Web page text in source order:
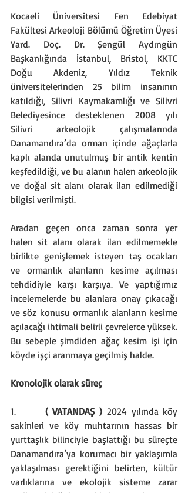
Kocaeli Üniversitesi Fen Edebiyat
Fakültesi Arkeoloji Bölümü Öğretim Üyesi
Yard. Doç. Dr. Şengül Aydıngün
Başkanlığında İstanbul, Bristol, KKTC
Doğu Akdeniz, Yıldız Teknik
üniversitelerinden 25 bilim insanının
katıldığı, Silivri Kaymakamlığı ve Silivri
Belediyesince desteklenen 2008 yılı
Silivri arkeolojik çalışmalarında
Danamandıra’da orman içinde ağaçlarla
kaplı alanda unutulmuş bir antik kentin
keşfedildiği, ve bu alanın halen arkeolojik
ve doğal sit alanı olarak ilan edilmediği
bilgisi verilmişti.
Aradan geçen onca zaman sonra yer
halen sit alanı olarak ilan edilmemekle
birlikte genişlemek isteyen taş ocakları
ve ormanlık alanların kesime açılması
tehdidiyle karşı karşıya. Ve yaptığımız
incelemelerde bu alanlara onay çıkacağı
ve söz konusu ormanlık alanların kesime
açılacağı ihtimali belirli çevrelerce yüksek.
Bu sebeple şimdiden ağaç kesim işi için
köyde işçi aranmaya geçilmiş halde.
Kronolojik olarak süreç
1. ( VATANDAŞ ) 2024 yılında köy
sakinleri ve köy muhtarının hassas bir
yurttaşlık bilinciyle başlattığı bu süreçte
Danamandıra’ya korumacı bir yaklaşımla
yaklaşılması gerektiğini belirten, kültür
varlıklarına ve ekolojik sisteme zarar